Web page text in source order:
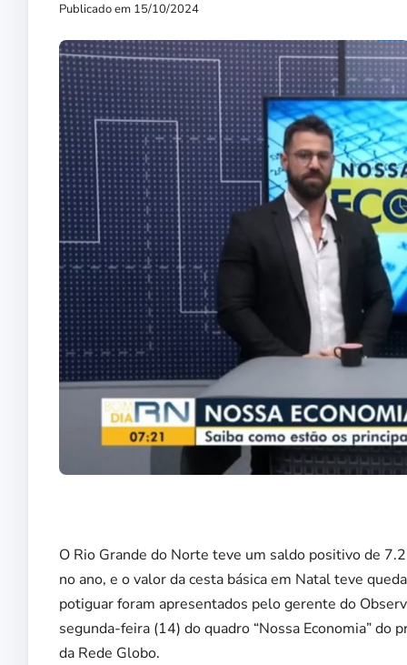
Publicado em 15/10/2024
O Rio Grande do Norte teve um saldo positivo de
no ano, e o valor da cesta básica em Natal teve
potiguar foram apresentados pelo gerente do
segunda-feira (14) do quadro “Nossa Economia”
da Rede Globo.